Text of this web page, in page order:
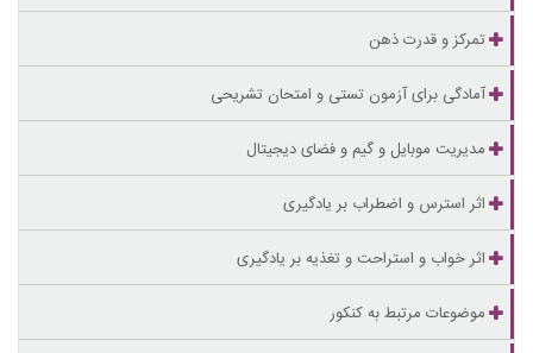
تمرکز و قدرت ذهن
آمادگی برای آزمون تستی و امتحان تشریحی
مدیریت موبایل و گیم و فضای دیجیتال
اثر استرس و اضطراب بر یادگیری
اثر خواب و استراحت و تغذیه بر یادگیری
موضوعات مرتبط به کنکور